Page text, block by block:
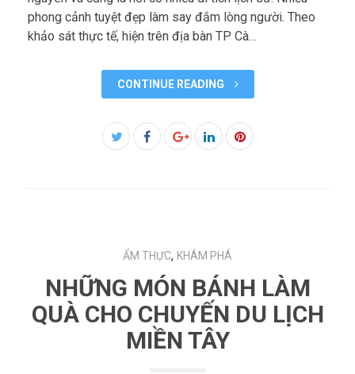
phong cảnh tuyệt đẹp làm say đắm lòng người. Theo
khảo sát thực tế, hiện trên địa bàn TP Cà…
CONTINUE READING
Facebook
ẨM THỰC, KHÁM PHÁ
NHỮNG MÓN BÁNH LÀM
QUÀ CHO CHUYẾN DU LỊCH
MIỀN TÂY